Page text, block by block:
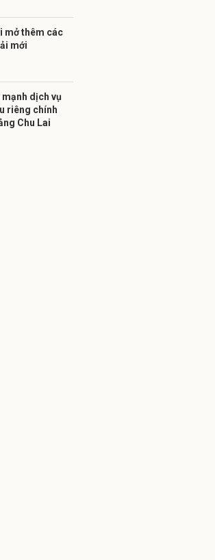
mở thêm các
mới
mạnh dịch vụ
riêng chính
Chu Lai